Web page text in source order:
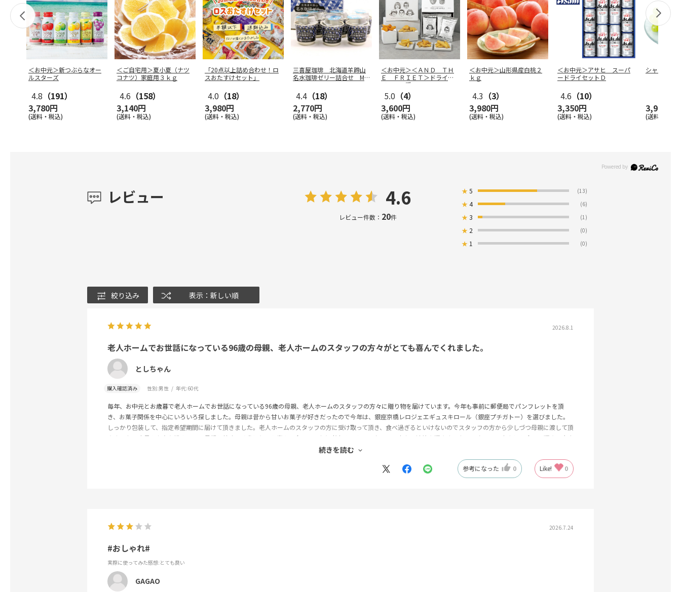
＜お中元＞新つぶらなオー
ルスターズ
4.8 （191）
3,780円
(送料・税込)
＜ご自宅用＞夏小夏（ナツ
コナツ）家庭用３ｋｇ
4.6 （158）
3,140円
(送料・税込)
「20点以上詰め合わせ！ロ
スおたすけセット」
4.0 （18）
3,980円
(送料・税込)
三喜屋珈琲 北海道羊蹄山
名水珈琲ゼリー詰合せ MC
4.4 （18）
2,770円
(送料・税込)
＜お中元＞＜ＡＮＤ ＴＨ
Ｅ ＦＲＩＥＴ＞ドライフ
リット５種
5.0 （4）
3,600円
(送料・税込)
＜お中元＞山形県産白桃２
ｋｇ
4.3 （3）
3,980円
(送料・税込)
＜お中元＞アサヒ スーパ
ードライセットＤ
4.6 （10）
3,350円
(送料・税込)
シャインマ
3,980円
(送料・税込)
レビュー 4.6
レビュー件数： 20件
★5 (13)
★4 (6)
★3 (1)
★ 2 (0)
★ 1 (0)
絞り込み 表示：新しい順
2026.8.1
老人ホームでお世話になっている96歳の母親、老人ホームのスタッフの方々がとても喜んでくれました。
としちゃん
購入確認済み 性別:男性 年代:60代
毎年、お中元とお歳暮で老人ホームでお世話になっている96歳の母親、老人ホームのスタッフの方々に贈り物を届けています。今年も事前に郵便局でパンフレットを頂
き、お菓子関係を中心にいろいろ探しました。母親は昔から甘いお菓子が好きだったので今年は、銀座京橋レロジェエギュスキロール（銀座プチガトー）を選びました。
しっかり包装して、指定希望期間に届けて頂きました。老人ホームのスタッフの方に受け取って頂き、食べ過ぎるといけないのでスタッフの方から少しづつ母親に渡して頂
きました。痴呆もかなり進んでいる母親も美味しそうにとても喜んで食べていたと老人ホームのスタッフの方から連絡を頂きました。スタッフの方々にも食べて頂き、大変
好評でした。次は年末のお歳暮になりますが、郵便局のネットショップを必ず利用させて頂きます。
続きを読む
参考になった 0 Like! 0
2026.7.24
#おしゃれ#
実際に使ってみた感想:とても良い
GAGAO